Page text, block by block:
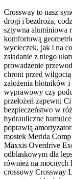
Crossway to nasz
drogi i bezdroża,
sztywna aluminiowa
komfortową
wycieczek, jak i na
zsiadanie z niego
prowadzenie
chroni przed
założenia błotników
wyprawowy czy
przełożeń zapewni
bezpieczeństwo w
hydrauliczne
poprawią
mostek Merida
Maxxis Overdrive
odblaskowym dla
również na mocnych
crossowy Crossway